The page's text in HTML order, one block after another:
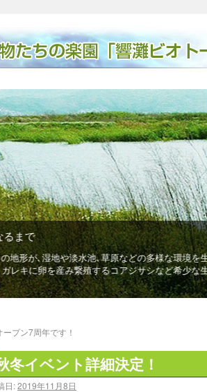
まで
形が､湿地や淡水池､草原などの多様な環境を
キに卵を産み繋殖するコアジサシなど希少な
ープン7周年です！
冬イベント詳細決定！
日:2019年11月8日